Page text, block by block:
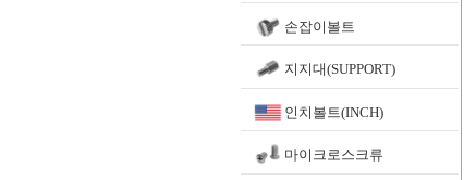
손잡이볼트
지지대(SUPPORT)
인치볼트(INCH)
마이크로스크류